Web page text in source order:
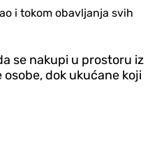
i tokom obavljanja svih
se nakupi u prostoru iz
dok ukućane koji